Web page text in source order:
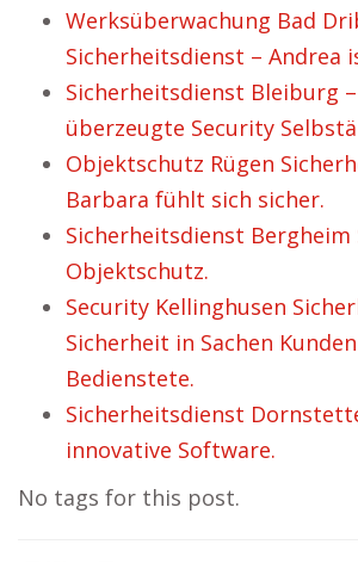
Werksüberwachung Bad
Sicherheitsdienst – Andrea
Sicherheitsdienst Bleiburg
überzeugte Security
Objektschutz Rügen
Barbara fühlt sich sicher.
Sicherheitsdienst
Objektschutz.
Security Kellinghusen
Sicherheit in Sachen
Bedienstete.
Sicherheitsdienst
innovative Software.
No tags for this post.